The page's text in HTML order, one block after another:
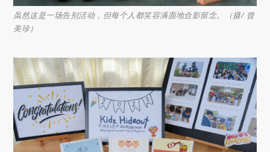
虽然这是一场告别活动，但每个人都笑容满面地合影留念。（摄/ 曾
美珍）